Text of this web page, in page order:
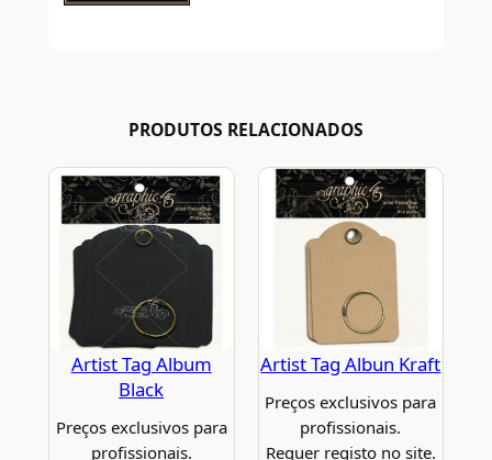
PRODUTOS RELACIONADOS
Artist Tag Album
Black
Preços exclusivos para
profissionais.
Artist Tag Albun Kraft
Preços exclusivos para
profissionais.
Requer registo no site.